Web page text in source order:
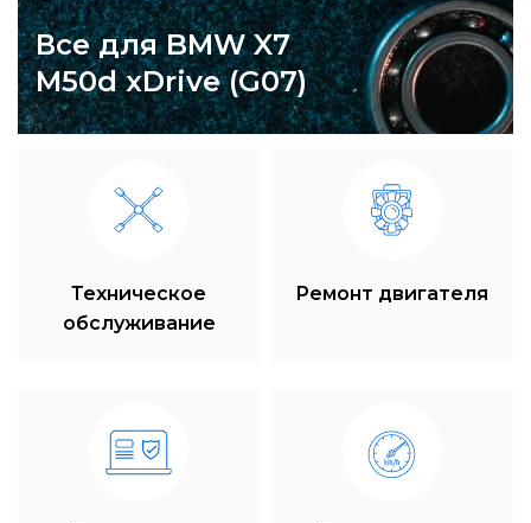
Все для BMW X7
M50d xDrive (G07)
Техническое
обслуживание
Ремонт двигателя